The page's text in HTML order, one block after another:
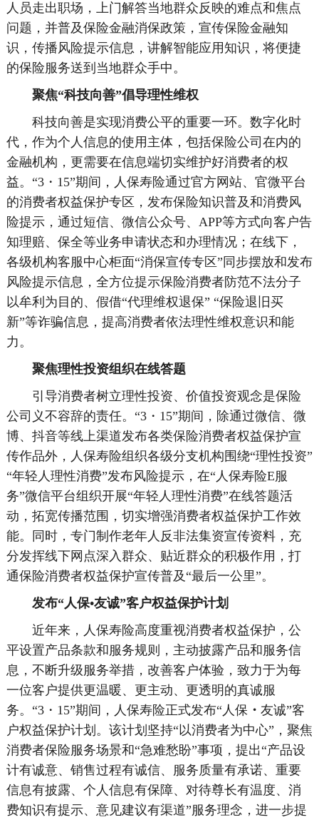
人员走出职场，上门解答当地群众反映的难点和焦点
问题，并普及保险金融消保政策，宣传保险金融知
识，传播风险提示信息，讲解智能应用知识，将便捷
的保险服务送到当地群众手中。
聚焦“科技向善”倡导理性维权
科技向善是实现消费公平的重要一环。数字化时
代，作为个人信息的使用主体，包括保险公司在内的
金融机构，更需要在信息端切实维护好消费者的权
益。“3・15”期间，人保寿险通过官方网站、官微平台
的消费者权益保护专区，发布保险知识普及和消费风
险提示，通过短信、微信公众号、APP等方式向客户告
知理赔、保全等业务申请状态和办理情况；在线下，
各级机构客服中心柜面“消保宣传专区”同步摆放和发布
风险提示信息，全方位提示保险消费者防范不法分子
以牟利为目的、假借“代理维权退保” “保险退旧买
新”等诈骗信息，提高消费者依法理性维权意识和能
力。
聚焦理性投资组织在线答题
引导消费者树立理性投资、价值投资观念是保险
公司义不容辞的责任。“3・15”期间，除通过微信、微
博、抖音等线上渠道发布各类保险消费者权益保护宣
传作品外，人保寿险组织各级分支机构围绕“理性投资”
“年轻人理性消费”发布风险提示，在“人保寿险E服
务”微信平台组织开展“年轻人理性消费”在线答题活
动，拓宽传播范围，切实增强消费者权益保护工作效
能。同时，专门制作老年人反非法集资宣传资料，充
分发挥线下网点深入群众、贴近群众的积极作用，打
通保险消费者权益保护宣传普及“最后一公里”。
发布“人保•友诚”客户权益保护计划
近年来，人保寿险高度重视消费者权益保护，公
平设置产品条款和服务规则，主动披露产品和服务信
息，不断升级服务举措，改善客户体验，致力于为每
一位客户提供更温暖、更主动、更透明的真诚服
务。“3・15”期间，人保寿险正式发布“人保 ・ 友诚”客
户权益保护计划。该计划坚持“以消费者为中心”，聚焦
消费者保险服务场景和“急难愁盼”事项，提出“产品设
计有诚意、销售过程有诚信、服务质量有承诺、重要
信息有披露、个人信息有保障、对待尊长有温度、消
费知识有提示、意见建议有渠道”服务理念，进一步提